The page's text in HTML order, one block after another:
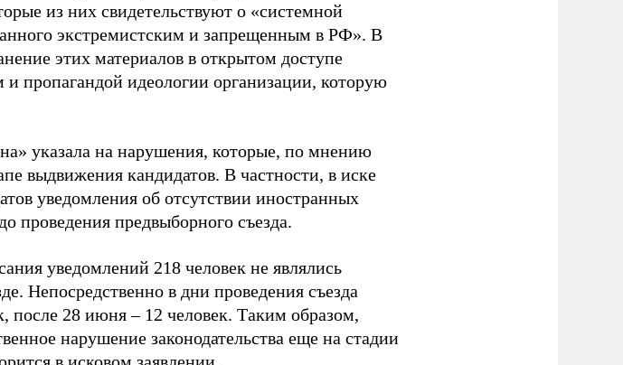
из них свидетельствуют о «системной
экстремистским и запрещенным в РФ». В
этих материалов в открытом доступе
пропагандой идеологии организации, которую
указала на нарушения, которые, по мнению
выдвижения кандидатов. В частности, в иске
уведомления об отсутствии иностранных
проведения предвыборного съезда.
уведомлений 218 человек не являлись
Непосредственно в дни проведения съезда
после 28 июня – 12 человек. Таким образом,
нарушение законодательства еще на стадии